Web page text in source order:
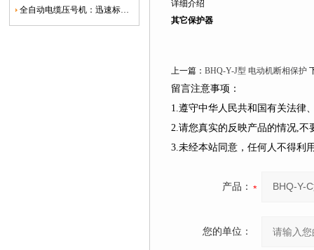
全自动电缆压号机：迅速标识电缆的利器
详细介绍
其它保护器
上一篇： BHQ-Y-J型 电动机断相保护
留言注意事项：
1.遵守中华人民共和国有关法律
2.请您真实的反映产品的情况,
3.未经本站同意，任何人不得利
产品：
您的单位：